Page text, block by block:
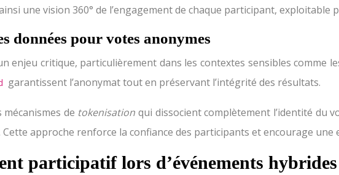
une vision 360° de l’engagement de chaque participant,
données pour votes anonymes
enjeu critique, particulièrement dans les contextes sensibles comme
garantissent l’anonymat tout en préservant l’intégrité des résultats.
de tokenisationqui dissocient complètement l’identité du
approche renforce la confiance des participants et encourage une
participatif lors d’événements hybrides